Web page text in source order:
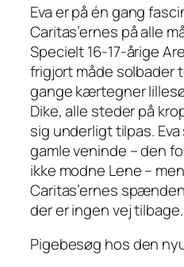
Eva er på én gang
Caritas’ernes på alle
Specielt 16-17-årige
frigjort måde solbader
gange kærtegner
Dike, alle steder på
sig underligt tilpas.
gamle veninde – den
ikke modne Lene –
Caritas’ernes
der er ingen vej tilbage.
Pigebesøg hos den